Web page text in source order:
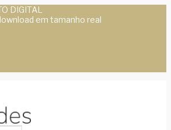
DIGITAL
em tamanho real